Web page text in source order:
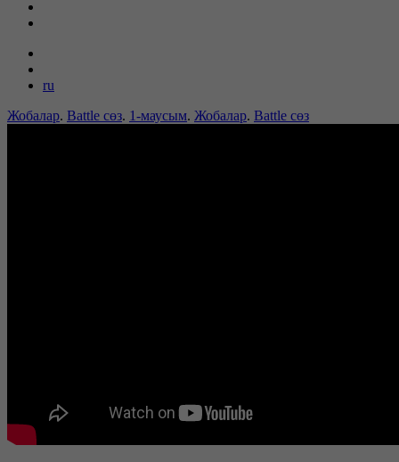
ru
Жобалар. Battle сөз. 1-маусым. Жобалар. Battle сөз